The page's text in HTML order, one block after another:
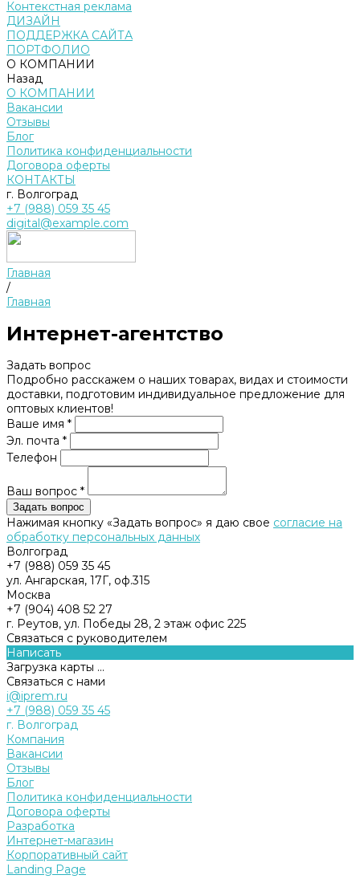
Контекстная реклама
ДИЗАЙН
ПОДДЕРЖКА САЙТА
ПОРТФОЛИО
О КОМПАНИИ
Назад
О КОМПАНИИ
Вакансии
Отзывы
Блог
Политика конфиденциальности
Договора оферты
КОНТАКТЫ
г. Волгоград
+7 (988) 059 35 45
digital@example.com
Главная
/
Главная
Интернет-агентство
Задать вопрос
Подробно расскажем о наших товарах, видах и стоимости
доставки, подготовим индивидуальное предложение для
оптовых клиентов!
Ваше имя *
Эл. почта *
Телефон
Ваш вопрос *
Нажимая кнопку «Задать вопрос» я даю свое согласие на
обработку персональных данных
Волгоград
+7 (988) 059 35 45
ул. Ангарская, 17Г, оф.315
Москва
+7 (904) 408 52 27
г. Реутов, ул. Победы 28, 2 этаж офис 225
Связаться с руководителем
Написать
Загрузка карты ...
Связаться с нами
i@iprem.ru
+7 (988) 059 35 45
г. Волгоград
Компания
Вакансии
Отзывы
Блог
Политика конфиденциальности
Договора оферты
Разработка
Интернет-магазин
Корпоративный сайт
Landing Page